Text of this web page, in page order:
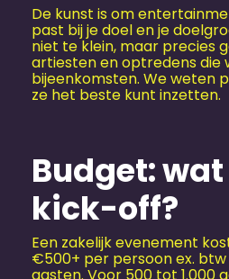
De kunst is om
past bij je doel en je
niet te klein, maar precies
artiesten en optredens die
bijeenkomsten. We weten
ze het beste kunt inzetten.
Budget:
kick-off?
Een zakelijk evenement
€500+ per persoon ex.
gasten. Voor 500 tot 1.000